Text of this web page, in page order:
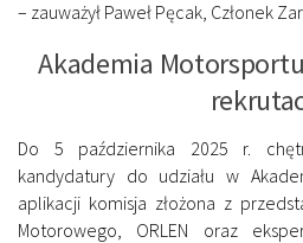
– zauważył Paweł Pęcak, Członek
Akademia Motorsportu
Do 5 października 2025 r.
kandydatury do udziału w
aplikacji komisja złożona z
Motorowego, ORLEN oraz